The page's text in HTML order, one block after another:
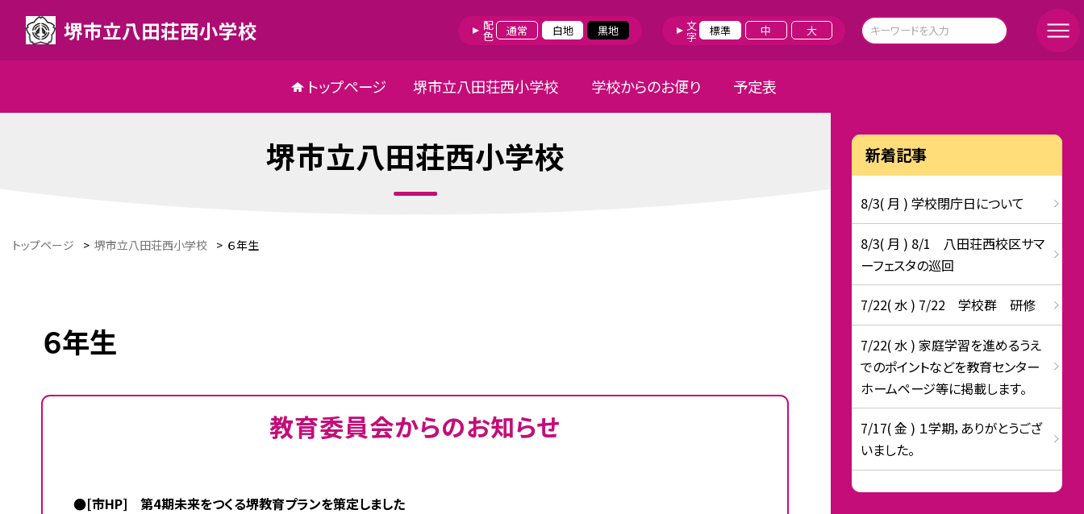
堺市立八田荘西小学校 配色 通常 白地 黒地 文字 標準 中 大
トップページ 堺市立八田荘西小学校 学校からのお便り 予定表
堺市立八田荘西小学校
トップページ > 堺市立八田荘西小学校 > ６年生
６年生
教育委員会からのお知らせ
●[市HP] 第4期未来をつくる堺教育プランを策定しました
新着記事
8/3( 月 ) 学校閉庁日について
8/3( 月 ) 8/1 八田荘西校区サマ
ーフェスタの巡回
7/22( 水 ) 7/22 学校群 研修
7/22( 水 ) 家庭学習を進めるうえ
でのポイントなどを教育センター
ホームページ等に掲載します。
7/17( 金 ) １学期，ありがとうござ
いました。